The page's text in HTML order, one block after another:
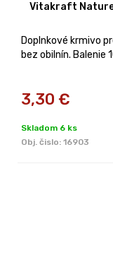
Vitakraft Nature
Doplnkové krmivo
bez obilnín. Balenie
3,30 €
Skladom 6 ks
Obj. čislo: 16903